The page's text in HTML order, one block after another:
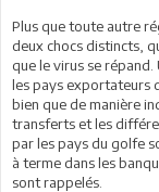
Plus que toute autre
deux chocs distincts,
que le virus se
les pays exportateurs
bien que de manière
transferts et les
par les pays du golfe
à terme dans les
sont rappelés.